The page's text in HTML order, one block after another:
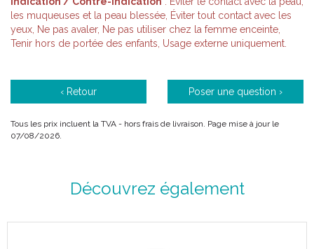
les muqueuses et la peau blessée, Éviter tout contact avec les
yeux, Ne pas avaler, Ne pas utiliser chez la femme enceinte,
Tenir hors de portée des enfants, Usage externe uniquement.
‹ Retour Poser une question ›
Tous les prix incluent la TVA - hors frais de livraison. Page mise à jour le
07/08/2026.
Découvrez également